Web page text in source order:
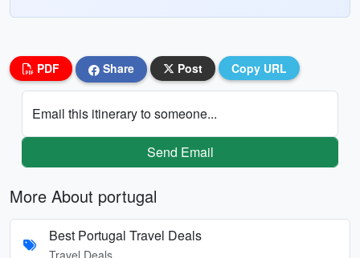
PDF Share Post Copy URL
Email this itinerary to someone...
Send Email
More About portugal
Best Portugal Travel Deals
Travel Deals